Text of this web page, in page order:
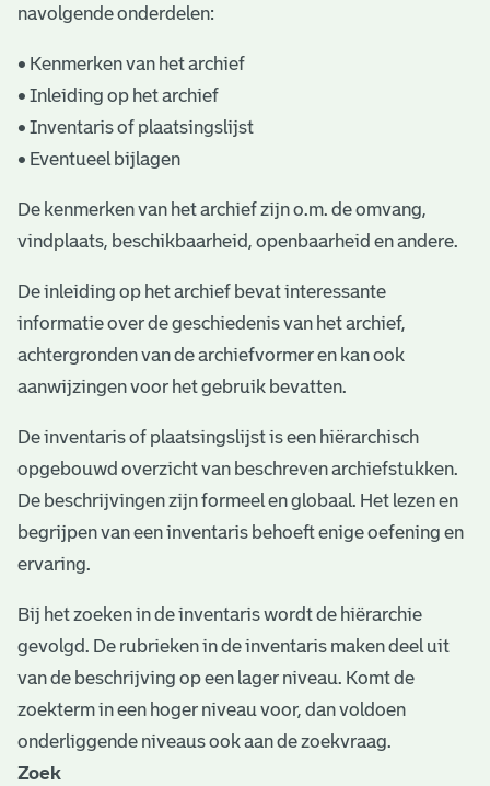
ë
l
e
a
c
h
i
e
v
n
navolgende onderdelen:
• Kenmerken van het archief
• Inleiding op het archief
• Inventaris of plaatsingslijst
• Eventueel bijlagen
De kenmerken van het archief zijn o.m. de omvang,
vindplaats, beschikbaarheid, openbaarheid en andere.
De inleiding op het archief bevat interessante
informatie over de geschiedenis van het archief,
achtergronden van de archiefvormer en kan ook
aanwijzingen voor het gebruik bevatten.
De inventaris of plaatsingslijst is een hiërarchisch
opgebouwd overzicht van beschreven archiefstukken.
De beschrijvingen zijn formeel en globaal. Het lezen en
begrijpen van een inventaris behoeft enige oefening en
ervaring.
Bij het zoeken in de inventaris wordt de hiërarchie
gevolgd. De rubrieken in de inventaris maken deel uit
van de beschrijving op een lager niveau. Komt de
zoekterm in een hoger niveau voor, dan voldoen
onderliggende niveaus ook aan de zoekvraag.
Zoek